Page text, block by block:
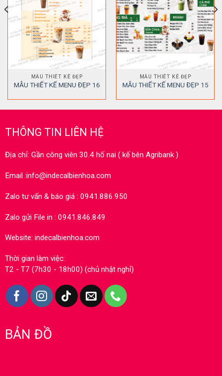
MẪU THIẾT KẾ ĐẸP
MẪU THIẾT KẾ MENU ĐẸP 16
MẪU THIẾT KẾ ĐẸP
MẪU THIẾT KẾ MENU ĐẸP 15
THÔNG TIN LIÊN HỆ
Địa chỉ: Gần công viên 30.4 hố nai ( kế bên Agribank )
Email :info@indecalbienhoa.com
Zalo tư vấn & báo giá : 0941.886.950
Zalo gửi File in : 0941.846.849
Website: indecalbienhoa.com
Thời gian làm việc:
T2 - T7 (7h30 - 18h00) (chủ nhật nghỉ)
BẢN ĐỒ